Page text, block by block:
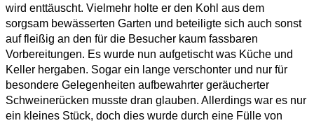
wird enttäuscht. Vielmehr holte er den Kohl aus dem
sorgsam bewässerten Garten und beteiligte sich auch sonst
auf fleißig an den für die Besucher kaum fassbaren
Vorbereitungen. Es wurde nun aufgetischt was Küche und
Keller hergaben. Sogar ein lange verschonter und nur für
besondere Gelegenheiten aufbewahrter geräucherter
Schweinerücken musste dran glauben. Allerdings war es nur
ein kleines Stück, doch dies wurde durch eine Fülle von